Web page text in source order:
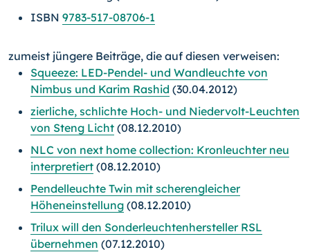
ISBN 9783-517-08706-1
zumeist jüngere Beiträge, die auf diesen verweisen:
Squeeze: LED-Pendel- und Wandleuchte von
Nimbus und Karim Rashid (30.04.2012)
zierliche, schlichte Hoch- und Niedervolt-Leuchten
von Steng Licht (08.12.2010)
NLC von next home collection: Kronleuchter neu
interpretiert (08.12.2010)
Pendelleuchte Twin mit scherengleicher
Höheneinstellung (08.12.2010)
Trilux will den Sonderleuchtenhersteller RSL
übernehmen (07.12.2010)